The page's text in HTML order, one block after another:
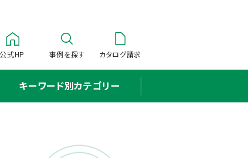
公式HP 事例を探す カタログ請求
キーワード別カテゴリー